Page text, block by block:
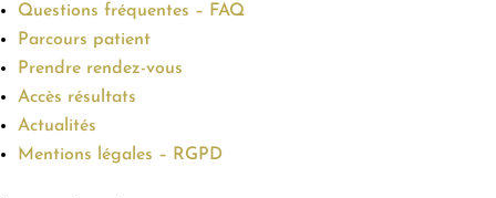
Questions fréquentes – FAQ
Parcours patient
Prendre rendez-vous
Accès résultats
Actualités
Mentions légales – RGPD